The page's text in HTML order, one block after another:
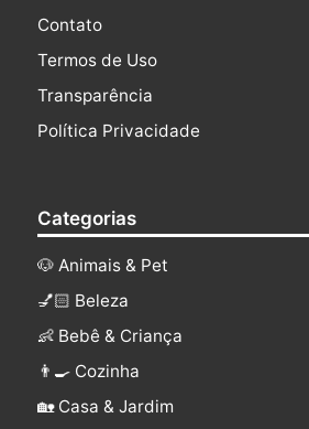
Contato
Termos de Uso
Transparência
Política Privacidade
Categorias
🐶 Animais & Pet
💅🏻 Beleza
👶 Bebê & Criança
👨‍🍳 Cozinha
🏡 Casa & Jardim